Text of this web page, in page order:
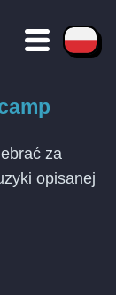
za
opisanej